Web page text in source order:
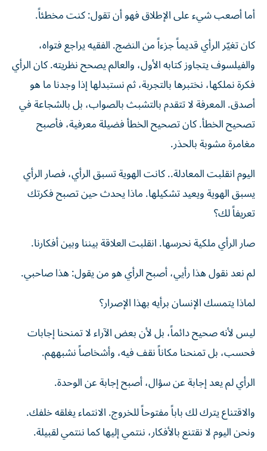
أما أصعب شيء على الإطلاق فهو أن تقول: كنت مخطئاً.
كان تغيّر الرأي قديماً جزءاً من النضج. الفقيه يراجع فتواه،
والفيلسوف يتجاوز كتابه الأول، والعالم يصحح نظريته. كان الرأي
فكرة نملكها، نختبرها بالتجربة، ثم نستبدلها إذا وجدنا ما هو
أصدق. المعرفة لا تتقدم بالتشبث بالصواب، بل بالشجاعة في
تصحيح الخطأ. كان تصحيح الخطأ فضيلة معرفية، فأصبح
مغامرة مشوبة بالحذر.
اليوم انقلبت المعادلة.. كانت الهوية تسبق الرأي، فصار الرأي
يسبق الهوية ويعيد تشكيلها. ماذا يحدث حين تصبح فكرتك
تعريفاً لك؟
صار الرأي ملكية نحرسها. انقلبت العلاقة بيننا وبين أفكارنا.
لم نعد نقول هذا رأيي، أصبح الرأي هو من يقول: هذا صاحبي.
لماذا يتمسك الإنسان برأيه بهذا الإصرار؟
ليس لأنه صحيح دائماً، بل لأن بعض الآراء لا تمنحنا إجابات
فحسب، بل تمنحنا مكاناً نقف فيه، وأشخاصاً نشبههم.
الرأي لم يعد إجابة عن سؤال، أصبح إجابة عن الوحدة.
والاقتناع يترك لك باباً مفتوحاً للخروج. الانتماء يغلقه خلفك.
ونحن اليوم لا نقتنع بالأفكار، ننتمي إليها كما ننتمي لقبيلة.